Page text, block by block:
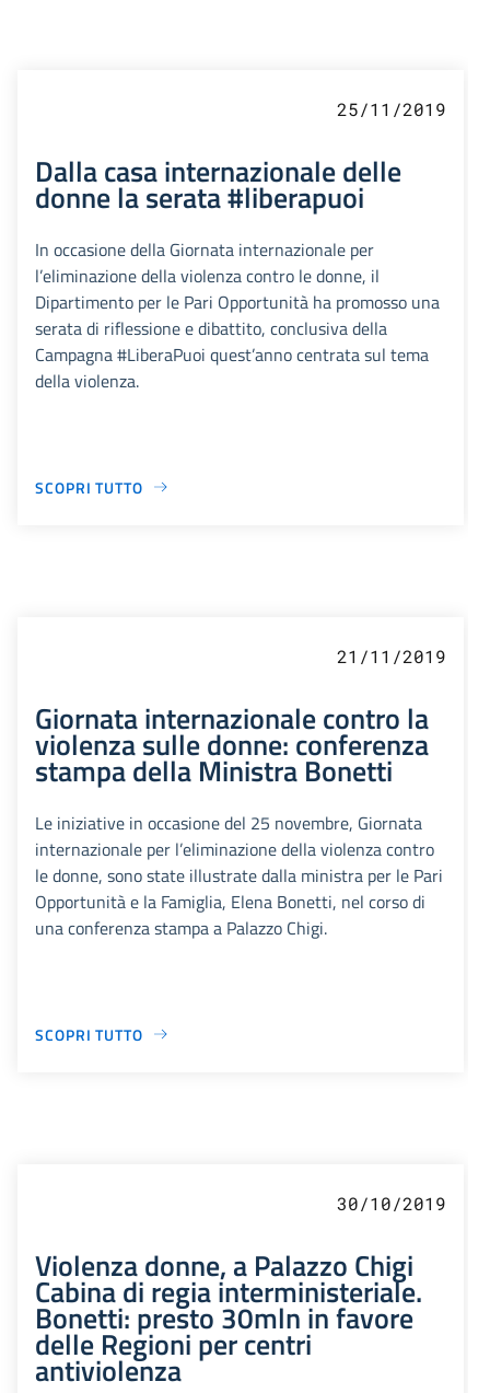
25/11/2019
Dalla casa internazionale delle
donne la serata #liberapuoi
In occasione della Giornata internazionale per
l’eliminazione della violenza contro le donne, il
Dipartimento per le Pari Opportunità ha promosso una
serata di riflessione e dibattito, conclusiva della
Campagna #LiberaPuoi quest’anno centrata sul tema
della violenza.
SCOPRI TUTTO
21/11/2019
Giornata internazionale contro la
violenza sulle donne: conferenza
stampa della Ministra Bonetti
Le iniziative in occasione del 25 novembre, Giornata
internazionale per l’eliminazione della violenza contro
le donne, sono state illustrate dalla ministra per le Pari
Opportunità e la Famiglia, Elena Bonetti, nel corso di
una conferenza stampa a Palazzo Chigi.
SCOPRI TUTTO
30/10/2019
Violenza donne, a Palazzo Chigi
Cabina di regia interministeriale.
Bonetti: presto 30mln in favore
delle Regioni per centri
antiviolenza